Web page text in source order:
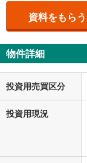
資料をもらう
物件詳細
投資用売買区分
投資用現況